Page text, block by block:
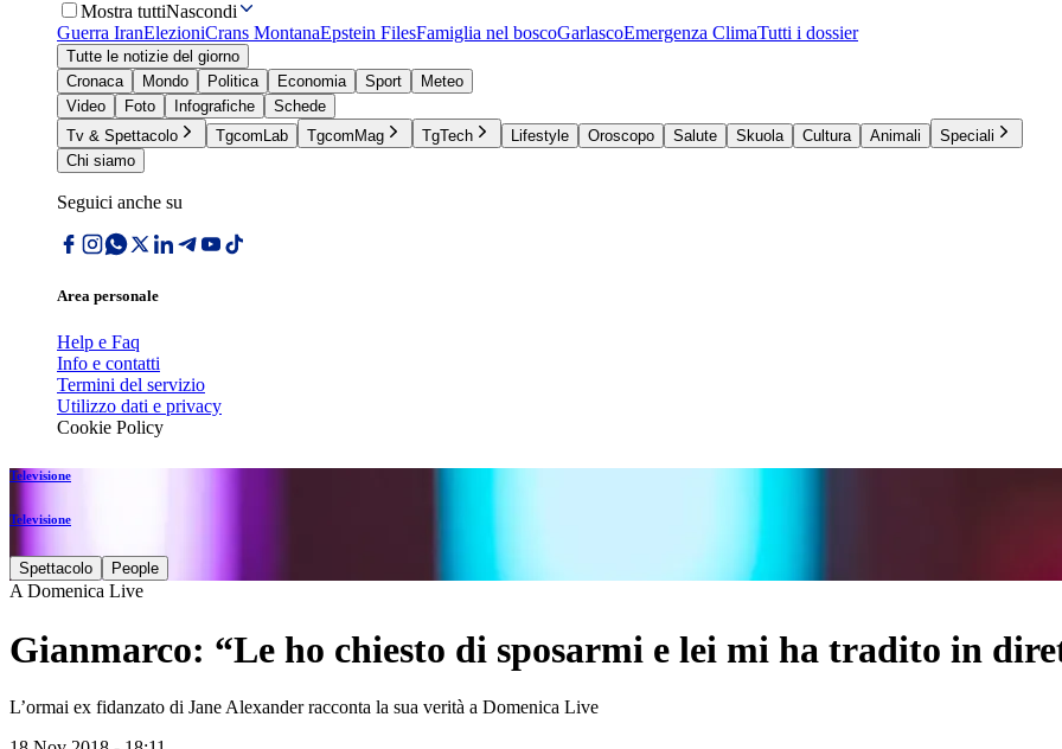
Mostra tuttiNascondi
Guerra IranElezioniCrans MontanaEpstein FilesFamiglia nel boscoGarlascoEmergenza ClimaTutti i dossier
Tutte le notizie del giorno
Cronaca
Mondo Politica Economia Sport
Meteo
Video
Foto Infografiche
Schede
Tv & Spettacolo
TgcomLab TgcomMag TgTech Lifestyle Oroscopo Salute Skuola Cultura Animali
Speciali
Chi siamo
Seguici anche su
Area personale
Help e Faq
Info e contatti
Termini del servizio
Utilizzo dati e privacy
Cookie Policy
Televisione
Televisione
Spettacolo People
A Domenica Live
Gianmarco: “Le ho chiesto di sposarmi e lei mi ha tradito in
L’ormai ex fidanzato di Jane Alexander racconta la sua verità a Domenica Live